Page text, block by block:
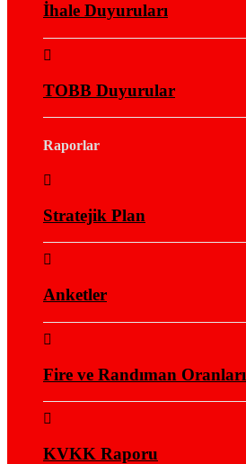
İhale Duyuruları
TOBB Duyurular
Raporlar
Stratejik Plan
Anketler
Fire ve Randıman Oranları
KVKK Raporu